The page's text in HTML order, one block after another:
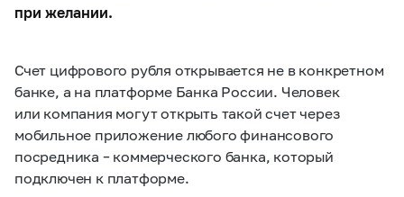
при желании.
Счет цифрового рубля открывается не в конкретном
банке, а на платформе Банка России. Человек
или компания могут открыть такой счет через
мобильное приложение любого финансового
посредника – коммерческого банка, который
подключен к платформе.